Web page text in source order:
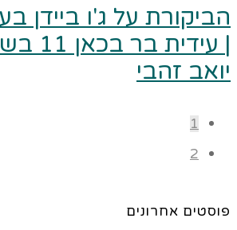
הביקורת על ג'ו ביידן
| עידית
יואב זהבי
1
2
פוסטים אחרונים